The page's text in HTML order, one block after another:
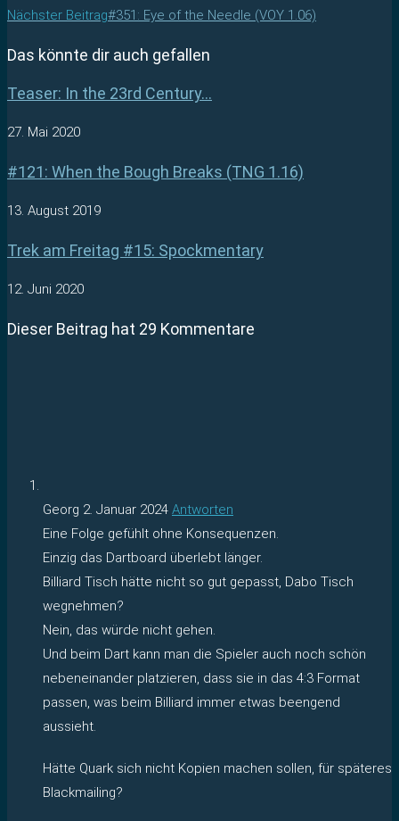
Nächster Beitrag#351: Eye of the Needle (VOY 1.06)
Das könnte dir auch gefallen
Teaser: In the 23rd Century…
27. Mai 2020
#121: When the Bough Breaks (TNG 1.16)
13. August 2019
Trek am Freitag #15: Spockmentary
12. Juni 2020
Dieser Beitrag hat 29 Kommentare
Georg 2. Januar 2024 Antworten
Eine Folge gefühlt ohne Konsequenzen.
Einzig das Dartboard überlebt länger.
Billiard Tisch hätte nicht so gut gepasst, Dabo Tisch
wegnehmen?
Nein, das würde nicht gehen.
Und beim Dart kann man die Spieler auch noch schön
nebeneinander platzieren, dass sie in das 4:3 Format
passen, was beim Billiard immer etwas beengend
aussieht.
Hätte Quark sich nicht Kopien machen sollen, für späteres
Blackmailing?